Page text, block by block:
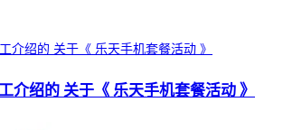
介绍的 关于《 乐天手机套餐活动 》